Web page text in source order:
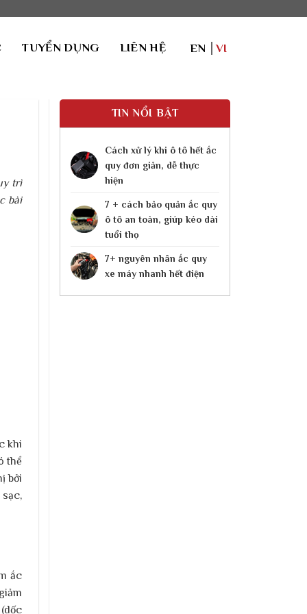
TUYỂN DỤNG LIÊN HỆ EN VI
trì
bài
khi
thể
bởi
ắc
TIN NỔI BẬT
Cách xử lý khi ô tô hết ắc
quy​ đơn giản, dễ thực
hiện
7 + cách bảo quản ắc quy
ô tô an toàn, giúp kéo dài
tuổi thọ
7+ nguyên nhân ắc quy
xe máy nhanh hết điện